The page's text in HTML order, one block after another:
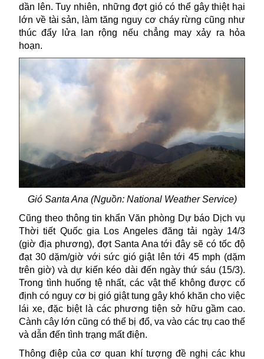
dần lên. Tuy nhiên, những đợt gió có thể gây thiệt hại
lớn về tài sản, làm tăng nguy cơ cháy rừng cũng như
thúc đẩy lửa lan rộng nếu chẳng may xảy ra hỏa
hoạn.
Gió Santa Ana (Nguồn: National Weather Service)
Cũng theo thông tin khẩn Văn phòng Dự báo Dịch vụ
Thời tiết Quốc gia
Los Angelesđăng tải ngày 14/3
(giờ địa phương), đợt Santa Ana tới đây sẽ có tốc độ
đạt 30 dặm/giờ với sức gió giật lên tới 45 mph (dặm
trên giờ) và dự kiến kéo dài đến ngày thứ sáu (15/3).
Trong tình huống tệ nhất, các vật thể không được cố
định có nguy cơ bị gió giật tung gây khó khăn cho việc
lái xe, đặc biệt là các phương tiện sở hữu gầm cao.
Cành cây lớn cũng có thể bị đổ, va vào các trụ cao thế
và dẫn đến tình trạng mất điện.
Thông điệp của cơ quan khí tượng đề nghị các khu